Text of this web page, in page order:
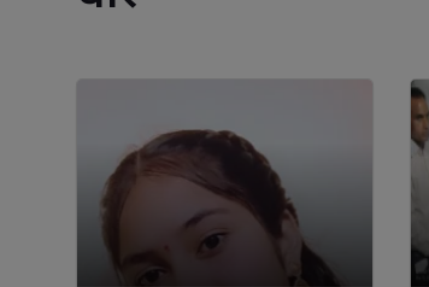
बलौदाबाजार
सामुदायिक
रांची जिला के
उपायुक्त मो०
भाजपा के